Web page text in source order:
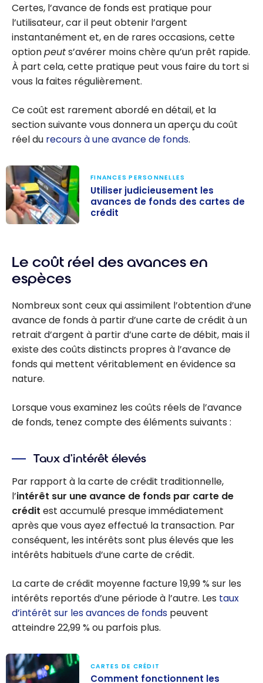
Certes, l’avance de fonds est pratique pour
l’utilisateur, car il peut obtenir l’argent
instantanément et, en de rares occasions, cette
optionpeuts’avérer moins chère qu’un prêt rapide.
À part cela, cette pratique peut vous faire du tort si
vous la faites régulièrement.
Ce coût est rarement abordé en détail, et la
section suivante vous donnera un aperçu du coût
réel du recours à une avance de fonds.
les avances de
fonds des
cartes de
crédit
FINANCES PERSONNELLES
Utiliser judicieusement les
avances de fonds des cartes de
crédit
Le coût réel des avances en
espèces
Nombreux sont ceux qui assimilent l’obtention d’une
avance de fonds à partir d’une carte de crédit à un
retrait d’argent à partir d’une carte de débit, mais il
existe des coûts distincts propres à l’avance de
fonds qui mettent véritablement en évidence sa
nature.
Lorsque vous examinez les coûts réels de l’avance
de fonds, tenez compte des éléments suivants :
Taux d’intérêt élevés
Par rapport à la carte de crédit traditionnelle,
l’intérêt sur une avance de fonds par carte de
crédit est accumulé presque immédiatement
après que vous ayez effectué la transaction. Par
conséquent, les intérêts sont plus élevés que les
intérêts habituels d’une carte de crédit.
La carte de crédit moyenne facture 19,99 % sur les
intérêts reportés d’une période à l’autre. Les taux
d’intérêt sur les avances de fonds peuvent
atteindre 22,99 % ou parfois plus.
CARTES DE CRÉDIT
Comment fonctionnent les